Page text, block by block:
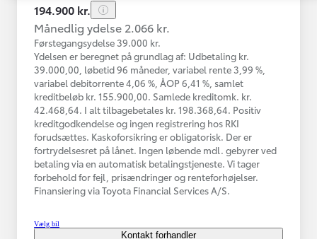
194.900 kr.
Månedlig ydelse 2.066 kr.
Førstegangsydelse 39.000 kr.
Ydelsen er beregnet på grundlag af: Udbetaling kr.
39.000,00, løbetid 96 måneder, variabel rente 3,99 %,
variabel debitorrente 4,06 %, ÅOP 6,41 %, samlet
kreditbeløb kr. 155.900,00. Samlede kreditomk. kr.
42.468,64. I alt tilbagebetales kr. 198.368,64. Positiv
kreditgodkendelse og ingen registrering hos RKI
forudsættes. Kaskoforsikring er obligatorisk. Der er
fortrydelsesret på lånet. Ingen løbende mdl. gebyrer ved
betaling via en automatisk betalingstjeneste. Vi tager
forbehold for fejl, prisændringer og renteforhøjelser.
Finansiering via Toyota Financial Services A/S.
Vælg bil
Kontakt forhandler